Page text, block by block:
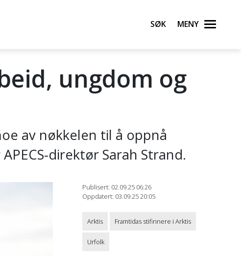
Søk Meny
ungdom og
av nøkkelen til å oppnå
direktør Sarah Strand.
Publisert: 02.09.25 06:26
Oppdatert: 03.09.25 20:05
Arktis Framtidas stifinnere i Arktis
Urfolk